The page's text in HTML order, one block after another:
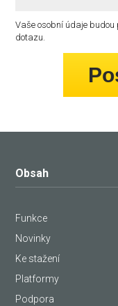
Vaše osobní údaje budou
dotazu.
Obsah
Funkce
Novinky
Ke stažení
Platformy
Podpora